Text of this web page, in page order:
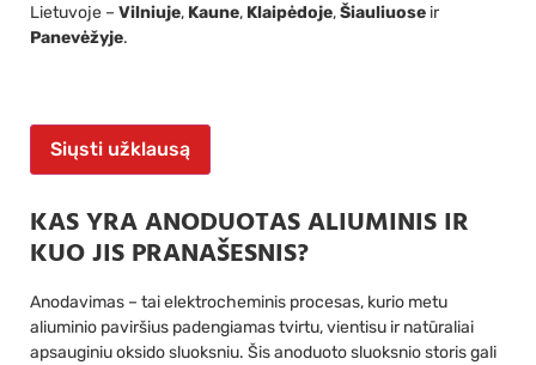
Lietuvoje – Vilniuje, Kaune, Klaipėdoje,Šiauliuose ir
Panevėžyje.
Siųsti užklausą
KAS YRA ANODUOTAS ALIUMINIS IR
KUO JIS PRANAŠESNIS?
Anodavimas – tai elektrocheminis procesas, kurio metu
aliuminio paviršius padengiamas tvirtu, vientisu ir natūraliai
apsauginiu oksido sluoksniu. Šis anoduoto sluoksnio storis gali